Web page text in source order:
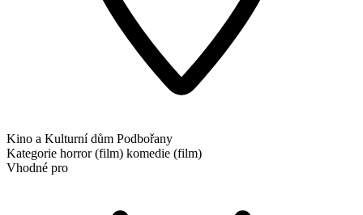
Kino a Kulturní dům Podbořany
Kategorie horror (film) komedie (film)
Vhodné pro